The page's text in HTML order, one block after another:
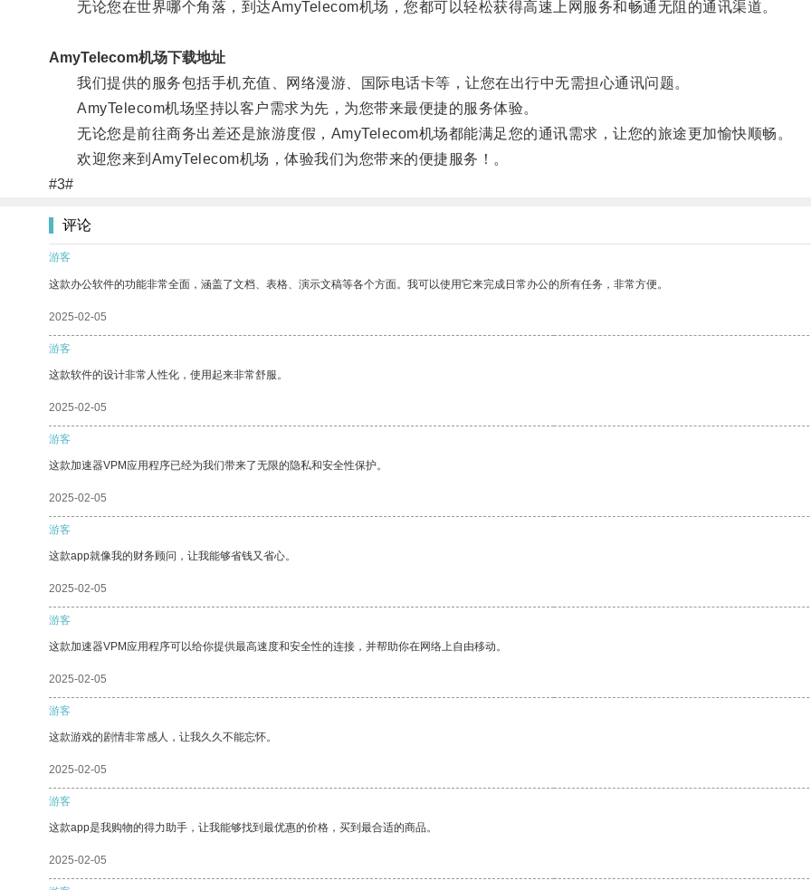
无论您在世界哪个角落，到达AmyTelecom机场，您都可以轻松获得高速上网服务和畅通无阻的通讯渠道。
AmyTelecom机场下载地址
我们提供的服务包括手机充值、网络漫游、国际电话卡等，让您在出行中无需担心通讯问题。
AmyTelecom机场坚持以客户需求为先，为您带来最便捷的服务体验。
无论您是前往商务出差还是旅游度假，AmyTelecom机场都能满足您的通讯需求，让您的旅途更加愉快顺畅。
欢迎您来到AmyTelecom机场，体验我们为您带来的便捷服务！。
#3#
评论
游客
这款办公软件的功能非常全面，涵盖了文档、表格、演示文稿等各个方面。我可以使用它来完成日常办公的所有任务，非常方便。
2025-02-05
游客
这款软件的设计非常人性化，使用起来非常舒服。
2025-02-05
游客
这款加速器VPM应用程序已经为我们带来了无限的隐私和安全性保护。
2025-02-05
游客
这款app就像我的财务顾问，让我能够省钱又省心。
2025-02-05
游客
这款加速器VPM应用程序可以给你提供最高速度和安全性的连接，并帮助你在网络上自由移动。
2025-02-05
游客
这款游戏的剧情非常感人，让我久久不能忘怀。
2025-02-05
游客
这款app是我购物的得力助手，让我能够找到最优惠的价格，买到最合适的商品。
2025-02-05